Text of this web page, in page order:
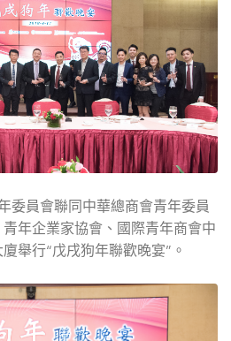
委員會聯同中華總商會青年委員
年企業家協會、國際青年商會中
舉行“戊戌狗年聯歡晚宴”。